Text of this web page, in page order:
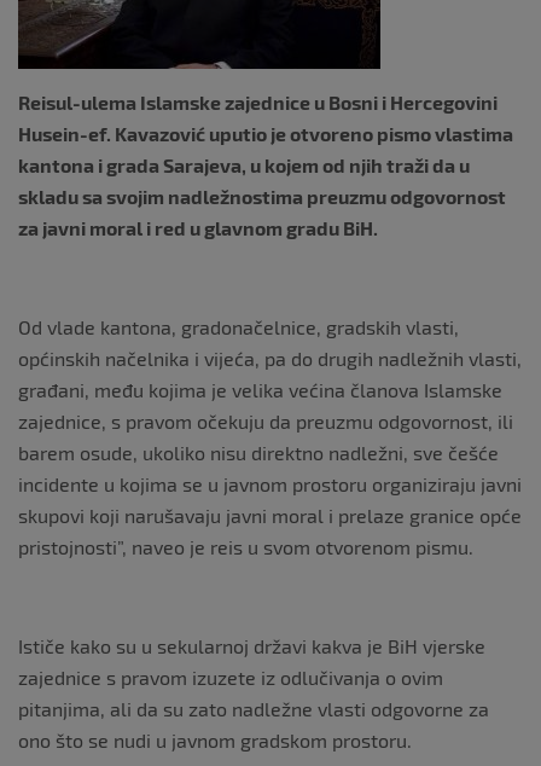
Reisul-ulema Islamske zajednice u Bosni i Hercegovini
Husein-ef. Kavazović uputio je otvoreno pismo vlastima
kantona i grada Sarajeva, u kojem od njih traži da u
skladu sa svojim nadležnostima preuzmu odgovornost
za javni moral i red u glavnom gradu BiH.
Od vlade kantona, gradonačelnice, gradskih vlasti,
općinskih načelnika i vijeća, pa do drugih nadležnih vlasti,
građani, među kojima je velika većina članova Islamske
zajednice, s pravom očekuju da preuzmu odgovornost, ili
barem osude, ukoliko nisu direktno nadležni, sve češće
incidente u kojima se u javnom prostoru organiziraju javni
skupovi koji narušavaju javni moral i prelaze granice opće
pristojnosti”, naveo je reis u svom otvorenom pismu.
Ističe kako su u sekularnoj državi kakva je BiH vjerske
zajednice s pravom izuzete iz odlučivanja o ovim
pitanjima, ali da su zato nadležne vlasti odgovorne za
ono što se nudi u javnom gradskom prostoru.